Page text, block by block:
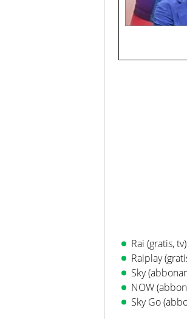
Rai (gratis, tv)
Raiplay
Sky
NOW
Sky Go